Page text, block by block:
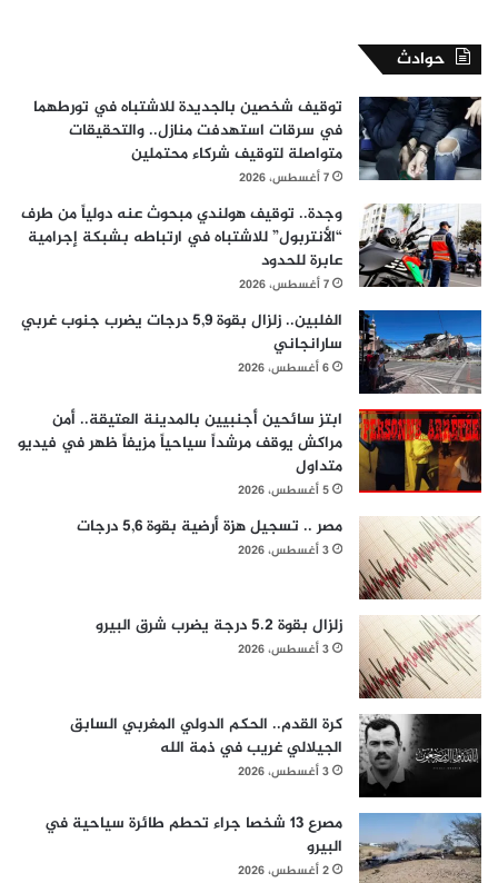
حوادث
توقيف شخصين بالجديدة للاشتباه في تورطهما
في سرقات استهدفت منازل.. والتحقيقات
متواصلة لتوقيف شركاء محتملين
7 أغسطس، 2026
وجدة.. توقيف هولندي مبحوث عنه دولياً من طرف
“الأنتربول” للاشتباه في ارتباطه بشبكة إجرامية
عابرة للحدود
7 أغسطس، 2026
الفلبين.. زلزال بقوة 5,9 درجات يضرب جنوب غربي
سارانجاني
6 أغسطس، 2026
ابتز سائحين أجنبيين بالمدينة العتيقة.. أمن
مراكش يوقف مرشداً سياحياً مزيفاً ظهر في فيديو
متداول
5 أغسطس، 2026
مصر .. تسجيل هزة أرضية بقوة 5,6 درجات
3 أغسطس، 2026
زلزال بقوة 5.2 درجة يضرب شرق البيرو
3 أغسطس، 2026
كرة القدم.. الحكم الدولي المغربي السابق
الجيلالي غريب في ذمة الله
3 أغسطس، 2026
مصرع 13 شخصا جراء تحطم طائرة سياحية في
البيرو
2 أغسطس، 2026